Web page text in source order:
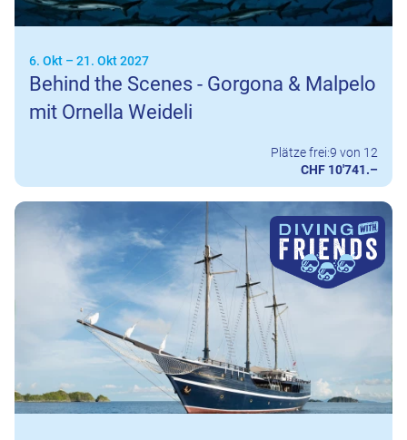
6. Okt – 21. Okt 2027
Behind the Scenes - Gorgona & Malpelo
mit Ornella Weideli
Plätze frei:9 von 12
CHF 10'741.–